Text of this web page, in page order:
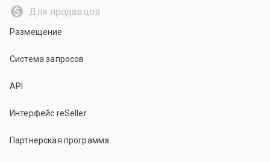
Для продавцов
Размещение
Система запросов
API
Интерфейс reSeller
Партнерская программа